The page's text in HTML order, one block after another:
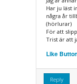
Har ju läst
några år
(hörlurar)
För att
Trist är att
Like
Reply